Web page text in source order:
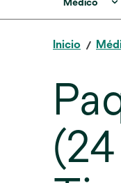
Inicio